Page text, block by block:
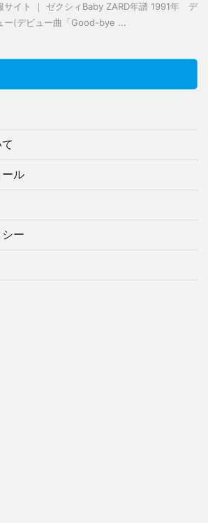
サイト ｜ ゼクシィBaby ZARD年譜 1991年 デ
ー(デビュー曲「Good-bye ...
ル
ー